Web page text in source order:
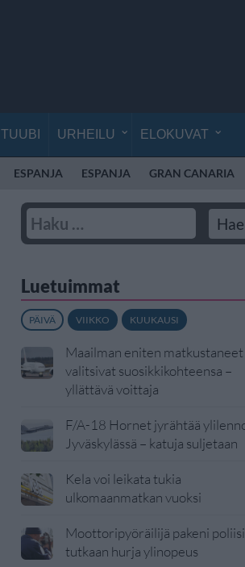
TUUBI URHEILU ELOKUVAT
ESPANJA ESPANJA GRAN CANARIA
Luetuimmat
PÄIVÄ VIIKKO KUUKAUSI
Maailman eniten matkustaneet
valitsivat suosikkikohteensa –
yllättävä voittaja
F/A-18 Hornet jyrähtää
Jyväskylässä – katuja suljetaan
Kela voi leikata tukia
ulkomaanmatkan vuoksi
Moottoripyöräilijä pakeni
tutkaan hurja ylinopeus